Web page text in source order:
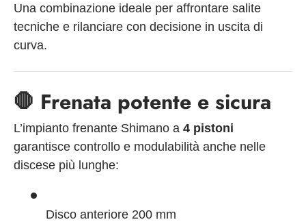
Una combinazione ideale per affrontare salite
tecniche e rilanciare con decisione in uscita di
curva.
🛑 Frenata potente e sicura
L’impianto frenante Shimano a 4 pistoni
garantisce controllo e modulabilità anche nelle
discese più lunghe:
Disco anteriore 200 mm